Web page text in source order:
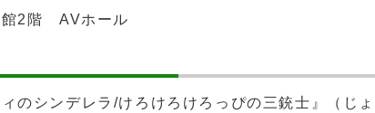
館2階 AVホール
ィのシンデレラ/けろけろけろっぴの三銃士』（じ